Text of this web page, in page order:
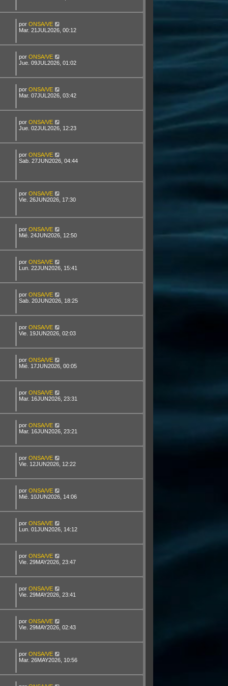
por ONSA/VE
Mar. 21JUL2026, 00:12
por ONSA/VE
Jue. 09JUL2026, 01:02
por ONSA/VE
Mar. 07JUL2026, 03:42
por ONSA/VE
Jue. 02JUL2026, 12:23
por ONSA/VE
Sab. 27JUN2026, 04:44
por ONSA/VE
Vie. 26JUN2026, 17:30
por ONSA/VE
Mié. 24JUN2026, 12:50
por ONSA/VE
Lun. 22JUN2026, 15:41
por ONSA/VE
Sab. 20JUN2026, 18:25
por ONSA/VE
Vie. 19JUN2026, 02:03
por ONSA/VE
Mié. 17JUN2026, 00:05
por ONSA/VE
Mar. 16JUN2026, 23:31
por ONSA/VE
Mar. 16JUN2026, 23:21
por ONSA/VE
Vie. 12JUN2026, 12:22
por ONSA/VE
Mié. 10JUN2026, 14:06
por ONSA/VE
Lun. 01JUN2026, 14:12
por ONSA/VE
Vie. 29MAY2026, 23:47
por ONSA/VE
Vie. 29MAY2026, 23:41
por ONSA/VE
Vie. 29MAY2026, 02:43
por ONSA/VE
Mar. 26MAY2026, 10:56